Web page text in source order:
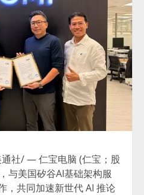
社/ — 仁宝电脑 (仁宝 ； 股
与美国矽谷AI基础架构服
，共同加速新世代 AI 推论